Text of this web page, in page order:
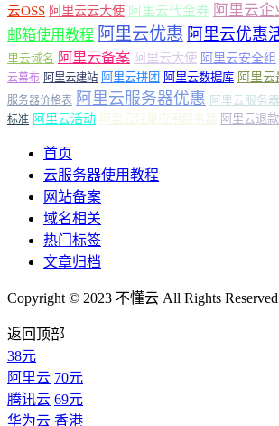
云OSS 阿里云云大使 阿里云代金券 阿里云企
邮箱使用教程 阿里云优惠 阿里云优惠
里云域名 阿里云备案 阿里云大使 阿里云安全组
云幕布 阿里云建站 阿里云拼团 阿里云数据库 阿里
服务器价格表 阿里云服务器优惠 阿里云服务
标准 阿里云活动 阿里云轻量应用服务器 阿里云退款
首页
云服务器使用教程
网站备案
域名相关
热门标签
文章归档
Copyright © 2023 不懂云 All Rights Reserved
返回顶部
38元
阿里云 70元
腾讯云 69元
华为云 香港